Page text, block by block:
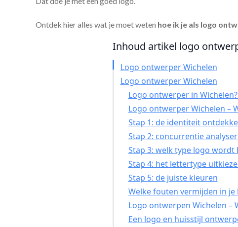
Ontdek hier alles wat je moet weten hoe ik je als logo
Inhoud artikel logo
Logo ontwerper Wichelen
Logo ontwerper Wichelen
Logo ontwerper in
Logo ontwerper Wichelen –
Stap 1: de identiteit
Stap 2: concurrentie
Stap 3: welk type logo wordt
Stap 4: het lettertype
Stap 5: de juiste kleuren
Welke fouten vermijden in je
Logo ontwerpen Wichelen –
Een logo en huisstijl